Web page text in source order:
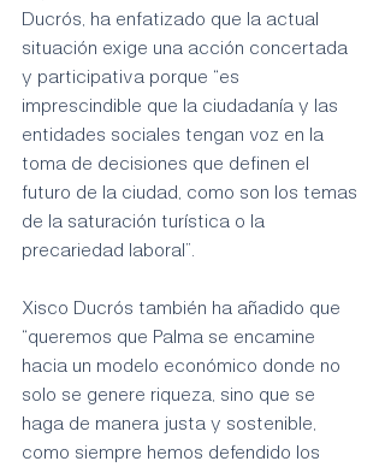
Ducrós, ha enfatizado que la actual
situación exige una acción concertada
y participativa porque “es
imprescindible que la ciudadanía y las
entidades sociales tengan voz en la
toma de decisiones que definen el
futuro de la ciudad, como son los temas
de la saturación turística o la
precariedad laboral”.
Xisco Ducrós también ha añadido que
“queremos que Palma se encamine
hacia un modelo económico donde no
solo se genere riqueza, sino que se
haga de manera justa y sostenible,
como siempre hemos defendido los